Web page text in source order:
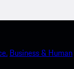
Business & Human